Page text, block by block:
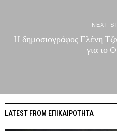
NEXT
Η δημοσιογράφος Ελένη
για το
LATEST FROM ΕΠΙΚΑΙΡΟΤΗΤΑ